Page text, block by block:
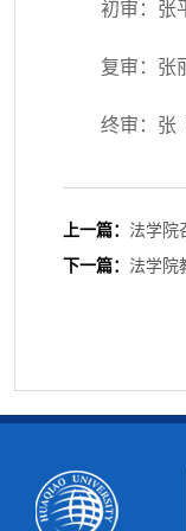
初审：张
复审：张
终审：张
上一篇： 法学院
下一篇： 法学院